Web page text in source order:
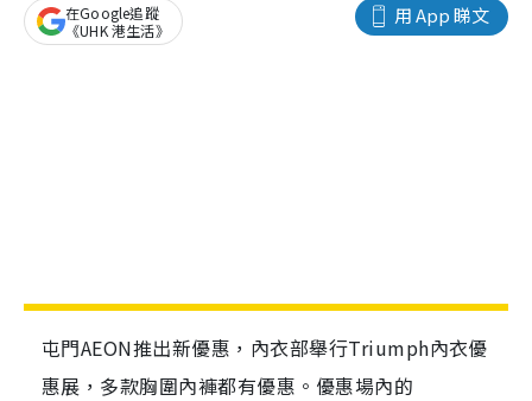
用 App 睇文
在Google追蹤
《UHK 港生活》
屯門AEON推出新優惠，內衣部舉行Triumph內衣優
惠展，多款胸圍內褲都有優惠。優惠場內的